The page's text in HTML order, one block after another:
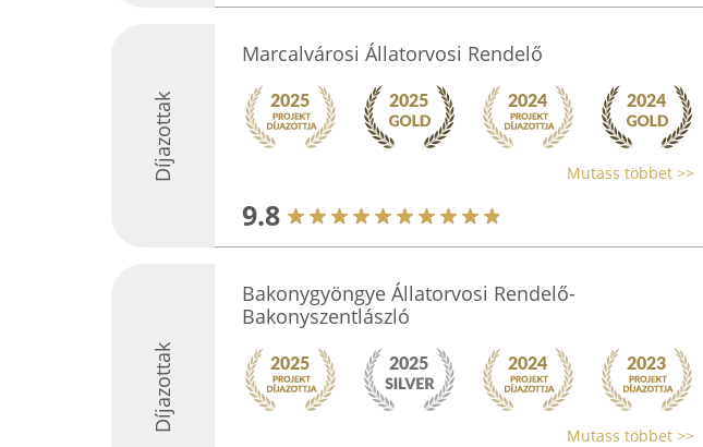
Díjazottak
Marcalvárosi Állatorvosi Rendelő
Mutass többet >>
9.8
Díjazottak
Bakonygyöngye Állatorvosi Rendelő-
Bakonyszentlászló
Mutass többet >>